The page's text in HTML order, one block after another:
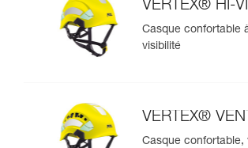
VERTEX® HI-
Casque confortable
visibilité
VERTEX®
Casque confortable,